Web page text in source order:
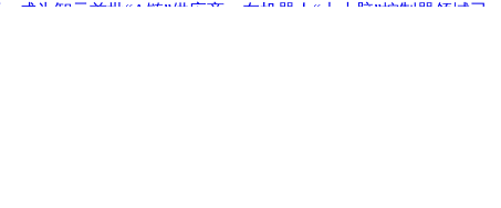
为智元首批“A链”供应商，在机器人“大小脑”控制器领域已